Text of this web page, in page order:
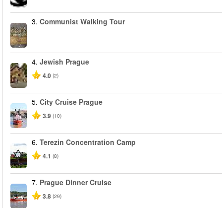
3. Communist Walking Tour
4. Jewish Prague
4.0 (2)
5. City Cruise Prague
3.9 (10)
6. Terezin Concentration Camp
4.1 (8)
7. Prague Dinner Cruise
3.8 (29)